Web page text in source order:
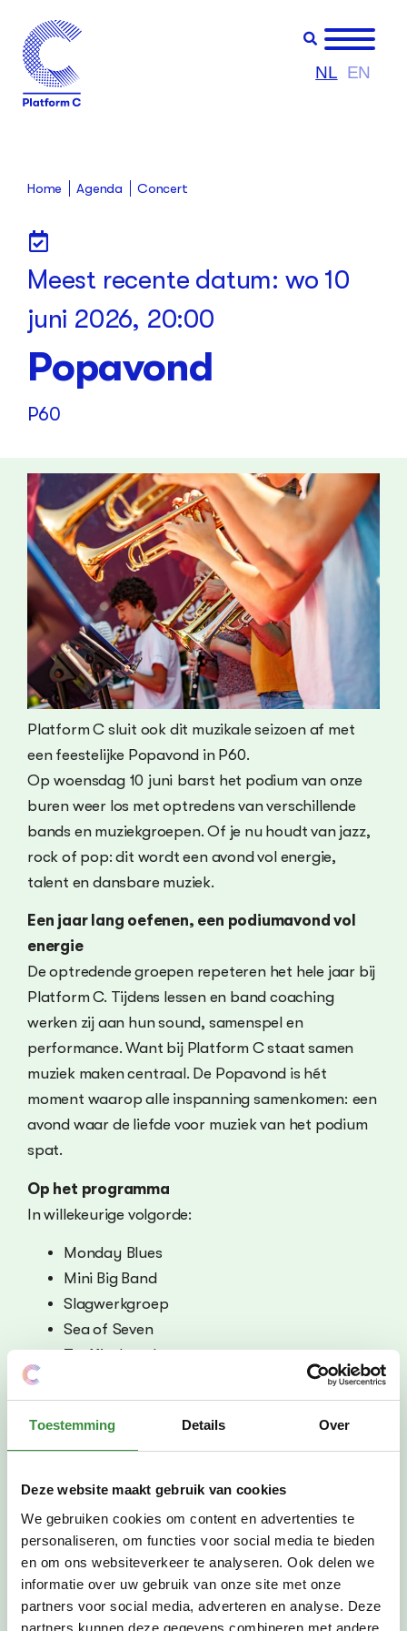
Toestemming Details Over
Deze website maakt gebruik van cookies
We gebruiken cookies om content en advertenties te
personaliseren, om functies voor social media te bieden
en om ons websiteverkeer te analyseren. Ook delen we
informatie over uw gebruik van onze site met onze
partners voor social media, adverteren en analyse. Deze
partners kunnen deze gegevens combineren met andere
NL EN
Home Agenda Concert
Meest recente datum: wo 10
juni 2026, 20:00
Popavond
P60
Platform C sluit ook dit muzikale seizoen af met
een feestelijke Popavond in P60.
Op woensdag 10 juni barst het podium van onze
buren weer los met optredens van verschillende
bands en muziekgroepen. Of je nu houdt van jazz,
rock of pop: dit wordt een avond vol energie,
talent en dansbare muziek.
Een jaar lang oefenen, een podiumavond vol
energie
De optredende groepen repeteren het hele jaar bij
Platform C. Tijdens lessen en band coaching
werken zij aan hun sound, samenspel en
performance. Want bij Platform C staat samen
muziek maken centraal. De Popavond is hét
moment waarop alle inspanning samenkomen: een
avond waar de liefde voor muziek van het podium
spat.
Op het programma
In willekeurige volgorde:
Monday Blues
Mini Big Band
Slagwerkgroep
Sea of Seven
Traffic Jam Jazz
Big Time
Pee Wee’s Problem
Tijd, locatie en tickets
Zaal open: 19.30 uur | Aanvang concert: 20.00 uur
Voorverkoop: € 7,50 (incl servicekosten) | via<link>
Aan de deur: € 8,50 (alleen als er nog kaarten
beschikbaar zijn)